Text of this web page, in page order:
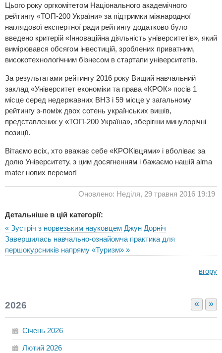
Цього року оргкомітетом Національного академічного
рейтингу «ТОП-200 України» за підтримки міжнародної
наглядової експертної ради рейтингу додатково було
введено критерій «Інноваційна діяльність університетів», який
вимірювався обсягом інвестицій, зроблених приватним,
високотехнологічним бізнесом в стартапи університетів.
За результатами рейтингу 2016 року Вищий навчальний
заклад «Університет економіки та права «КРОК» посів 1
місце серед недержавних ВНЗ і 59 місце у загальному
рейтингу з-поміж двох сотень українських вишів,
представлених у «ТОП-200 Україна», зберігши минулорічні
позиції.
Вітаємо всіх, хто вважає себе «КРОКівцями» і вболіває за
долю Університету, з цим досягненням і бажаємо нашій alma
mater нових перемог!
Оновлено: Неділя, 29 травня 2016 19:19
Детальніше в цій категорії:
« Зустріч з норвезьким науковцем Джун Дорніч
Завершилась навчально-ознайомча практика для
першокурсників напряму «Туризм» »
вгору
« »
2026
Січень 2026
Лютий 2026